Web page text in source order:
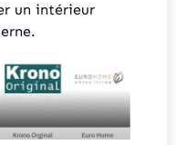
un intérieur